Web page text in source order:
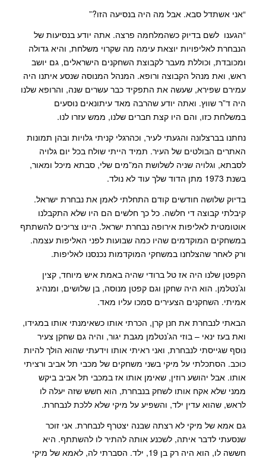
“אני אשתדל סבא. אבל מה היה בנסיעה הזו?”
“הגענו לשם בדיוק כשהמלחמה פרצה. אתה יודע בנסיעות של
הנבחרת לאליפויות יוצאת עימה מה שקרוי משלחת, והיא גדולה
ומכובדת, וכוללת מעבר לקבוצת השחקנים הישראלים, גם יושב
ראש, ואת מנהל הקבוצה ורופא. המנהל המנוסה שנסע איתנו היה
עמירם שפירא, שעשה את התפקיד כבר עשרים שנה, והרופא שלנו
היה ד”ר שווץ. ואתה יודע שהרבה מאד עיתונאים נוסעים
במשלחת כזו, והם היו קצת חברים שלנו, ממש עזרו לנו.
נחתנו בברצלונה והגעתי לעיר, וכהרגלי קניתי גלויות ובהן תמונות
האתרים הבולטים של העיר. תמיד הייתי שולח בכל יום גלויה
לסבתא, וגלויה שניה לשלושת המ”מים שלי, סבתא מיכל ומאור,
בשנת 1973 מתן הדוד שלך עוד לא נולד.
בדיוק שלושה חודשים קודם התחלתי לאמן את נבחרת ישראל.
קיבלתי קבוצה די חלשה. כל כך חלשים הם היו שלא התקבלנו
אוטומטית לאליפות אירופה נבחרת ישראל. היינו צריכים להשתתף
במשחקים המוקדמים שהיו כמה שבועות לפני האליפות עצמה.
ורק לאחר שהצלחנו במשחקי המוקדמות נכנסנו לאליפות.
הקפטן שלנו היה אז טל ברודי שהיה באמת איש מיוחד, קצין
וג’נטלמן. הוא היה שחקן וגם קפטן מנוסה, בן שלושים, ומנהיג
אמיתי. השחקנים הצעירים סמכו עליו מאד.
הבאתי לנבחרת את חנן קרן, הכרתי אותו כשאימנתי אותו במגידו,
ואת בעז ינאי – בוזי הג’נטלמן מגבת יגור, והיה גם שחקן צעיר
נוסף שגייסתי לנבחרת, ואני ראיתי אותו וידעתי שהוא הולך להיות
כוכב. הסתכלתי על מיקי בשני משחקים של מכבי תל אביב ורציתי
אותו. אבל יהושע רוזין, שאימן אותו אז במכבי תל אביב ביקש
ממני שלא אקח אותו לשחק בנבחרת, הוא חשש שזה יעלה לו
לראש, שהוא עדין ילד, והשפיע על מיקי שלא ללכת לנבחרת.
גם אמא של מיקי לא רצתה שבנה יצטרף לנבחרת. אני זוכר
שנסעתי לדבר איתה, לשכנע אותה להתיר לו להשתתף. היא
חששה לו, הוא היה רק בן 19, ילד. הסברתי לה, לאמא של מיקי